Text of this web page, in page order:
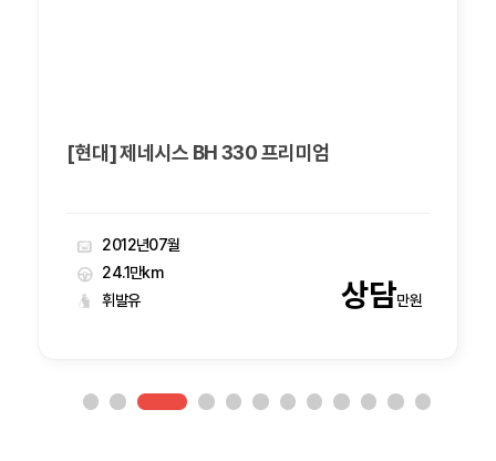
[현대] 제네시스 BH 330 프리미엄
2012년07월
24.1만km
휘발유
상담만원